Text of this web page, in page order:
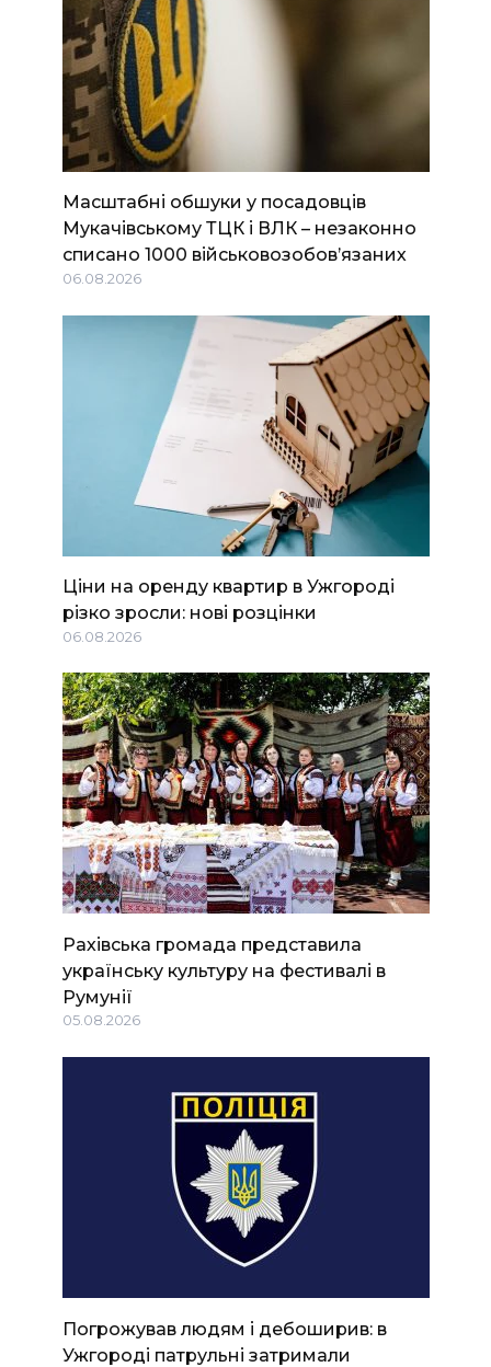
Масштабні обшуки у посадовців
Мукачівському ТЦК і ВЛК – незаконно
списано 1000 військовозобов’язаних
06.08.2026
Ціни на оренду квартир в Ужгороді
різко зросли: нові розцінки
06.08.2026
Рахівська громада представила
українську культуру на фестивалі в
Румунії
05.08.2026
Погрожував людям і дебоширив: в
Ужгороді патрульні затримали